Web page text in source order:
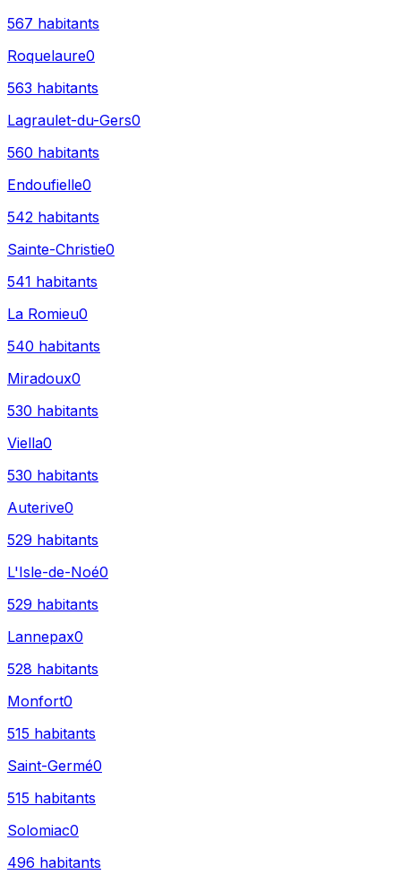
567 habitants
Roquelaure0
563 habitants
Lagraulet-du-Gers0
560 habitants
Endoufielle0
542 habitants
Sainte-Christie0
541 habitants
La Romieu0
540 habitants
Miradoux0
530 habitants
Viella0
530 habitants
Auterive0
529 habitants
L'Isle-de-Noé0
529 habitants
Lannepax0
528 habitants
Monfort0
515 habitants
Saint-Germé0
515 habitants
Solomiac0
496 habitants